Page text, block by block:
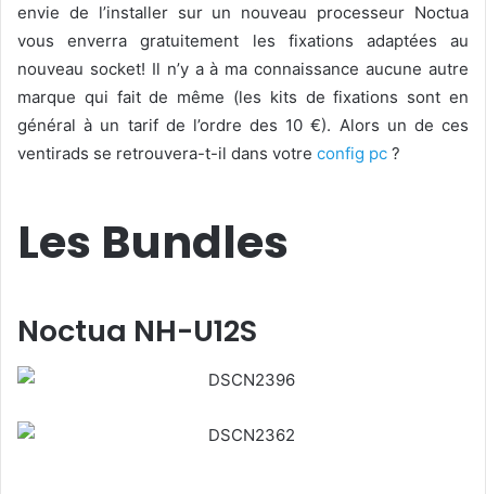
envie de l’installer sur un nouveau processeur Noctua
vous enverra gratuitement les fixations adaptées au
nouveau socket! Il n’y a à ma connaissance aucune autre
marque qui fait de même (les kits de fixations sont en
général à un tarif de l’ordre des 10 €). Alors un de ces
ventirads se retrouvera-t-il dans votre config pc ?
Les Bundles
Noctua NH-U12S